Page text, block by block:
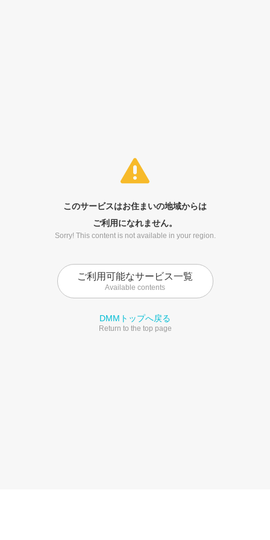
このサービスはお住まいの地域からは
ご利用になれません。
Sorry! This content is not available in your region.
ご利用可能なサービス一覧
Available contents
DMMトップへ戻る
Return to the top page